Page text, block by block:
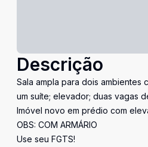
Descrição
Sala ampla para dois
um suíte; elevador; duas vagas
Imóvel novo em prédio com
OBS: COM ARMÁRIO
Use seu FGTS!